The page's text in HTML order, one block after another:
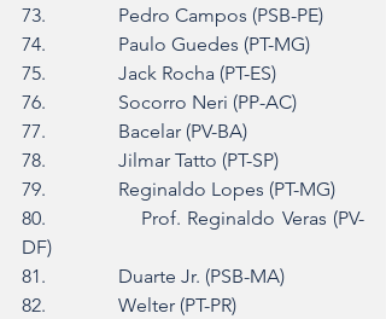
73.               Pedro Campos (PSB-PE)
74.               Paulo Guedes (PT-MG)
75.               Jack Rocha (PT-ES)
76.               Socorro Neri (PP-AC)
77.               Bacelar (PV-BA)
78.               Jilmar Tatto (PT-SP)
79.               Reginaldo Lopes (PT-MG)
80.               Prof. Reginaldo Veras (PV-
DF)
81.               Duarte Jr. (PSB-MA)
82.               Welter (PT-PR)